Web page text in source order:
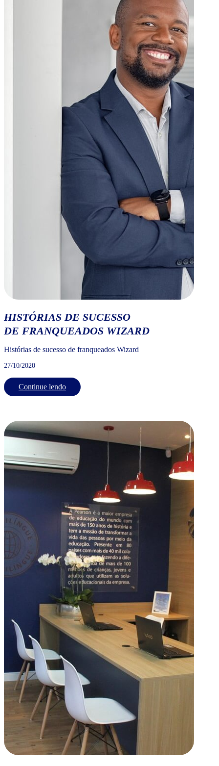
HISTÓRIAS DE SUCESSO
DE FRANQUEADOS WIZARD
Histórias de sucesso de franqueados Wizard
27/10/2020
Continue lendo